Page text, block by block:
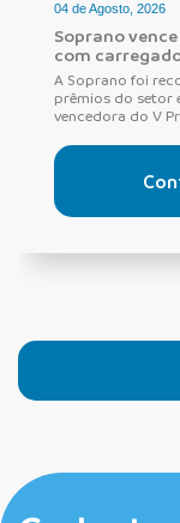
04 de Agosto, 2026
Soprano
com
A Soprano foi
prêmios do setor
vencedora do V